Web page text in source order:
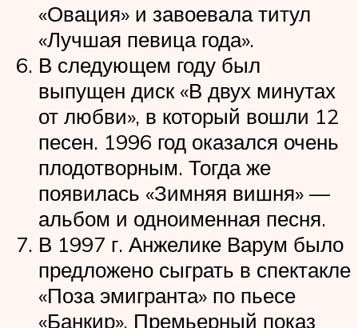
«Овация» и завоевала титул
«Лучшая певица года».
В следующем году был
выпущен диск «В двух минутах
от любви», в который вошли 12
песен. 1996 год оказался очень
плодотворным. Тогда же
появилась «Зимняя вишня» —
альбом и одноименная песня.
В 1997 г. Анжелике Варум было
предложено сыграть в спектакле
«Поза эмигранта» по пьесе
«Банкир». Премьерный показ